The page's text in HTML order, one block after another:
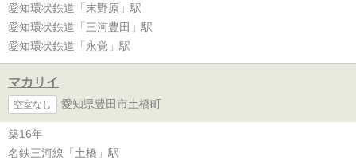
愛知環状鉄道 「 末野原 」駅
愛知環状鉄道 「 三河豊田 」駅
愛知環状鉄道 「 永覚 」駅
マカリイ
空室なし 愛知県豊田市土橋町
築16年
名鉄三河線 「 土橋 」駅